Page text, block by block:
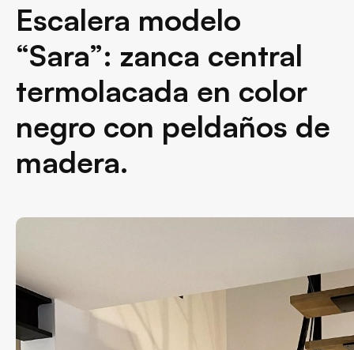
Escalera modelo
“Sara”: zanca central
termolacada en color
negro con peldaños de
madera.